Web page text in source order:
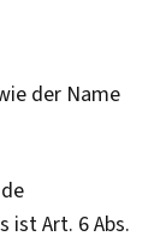
der Name
ist Art. 6 Abs.